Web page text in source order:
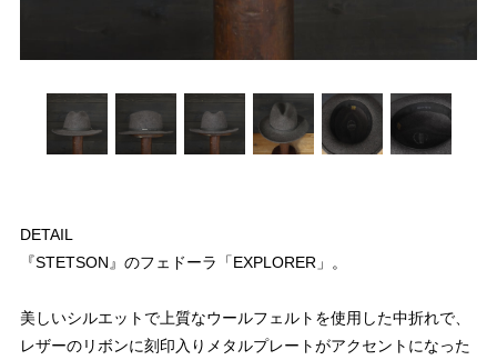
DETAIL
『STETSON』のフェドーラ「EXPLORER」。
美しいシルエットで上質なウールフェルトを使用した中折れで、
レザーのリボンに刻印入りメタルプレートがアクセントになった